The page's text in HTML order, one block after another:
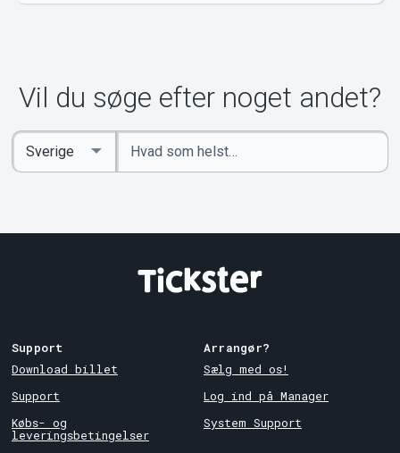
Vil du søge efter noget andet?
Indtast
søgeord
Select
Country
Support
Download billet
Support
Købs- og
leveringsbetingelser
Arrangør?
Sælg med os!
Log ind på Manager
System Support